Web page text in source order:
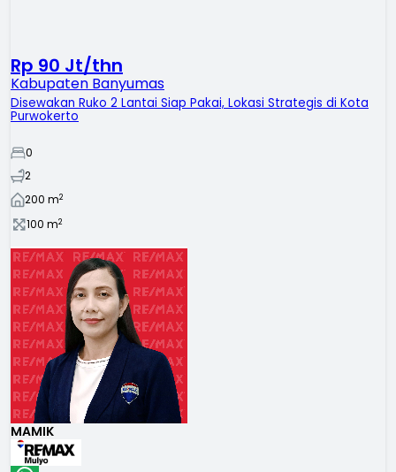
Rp 90 Jt/thn
Kabupaten Banyumas
Disewakan Ruko 2 Lantai Siap Pakai, Lokasi Strategis di Kota
Purwokerto
0
2
200 m2
100 m2
MAMIK